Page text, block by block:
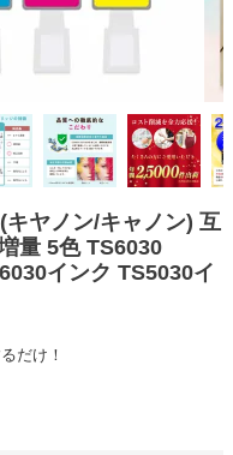
ヤノン/キャノン) 互
量 5色 TS6030
インク TS5030イ
だけ！